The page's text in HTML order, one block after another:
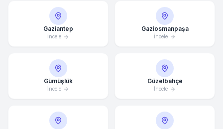
Gaziantep
İncele
Gaziosmanpaşa
İncele
Gümüşlük
İncele
Güzelbahçe
İncele